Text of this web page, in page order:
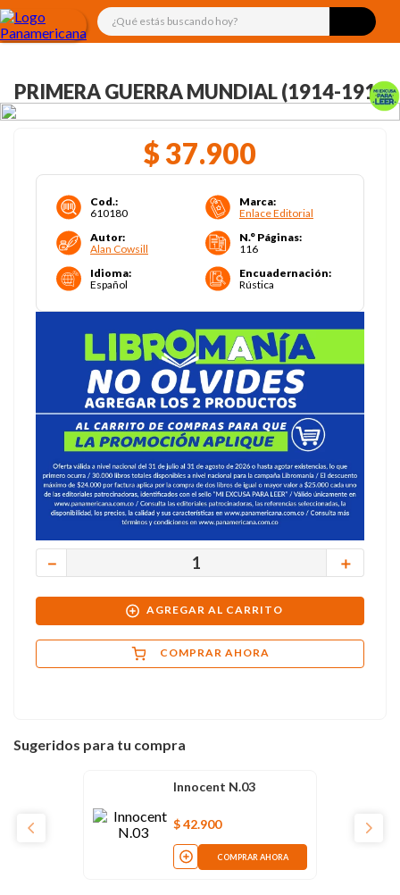
¿Qué estás buscando hoy?
PRIMERA GUERRA MUNDIAL (1914-1918)
$ 37.900
Cod.:
610180
Marca:
Enlace Editorial
Autor:
Alan Cowsill
N.° Páginas:
116
Idioma:
Español
Encuadernación:
Rústica
＋
－
AGREGAR AL CARRITO
COMPRAR AHORA
Sugeridos para tu compra
Innocent N.03
$42.900
COMPRAR AHORA